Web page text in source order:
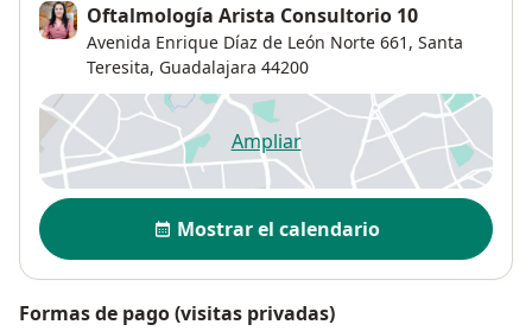
Oftalmología Arista Consultorio 10
Avenida Enrique Díaz de León Norte 661, Santa
Teresita, Guadalajara 44200
Ampliarse abre en una nueva
Disponibilidad
Mostrar el calendario
Formas de pago (visitas privadas)